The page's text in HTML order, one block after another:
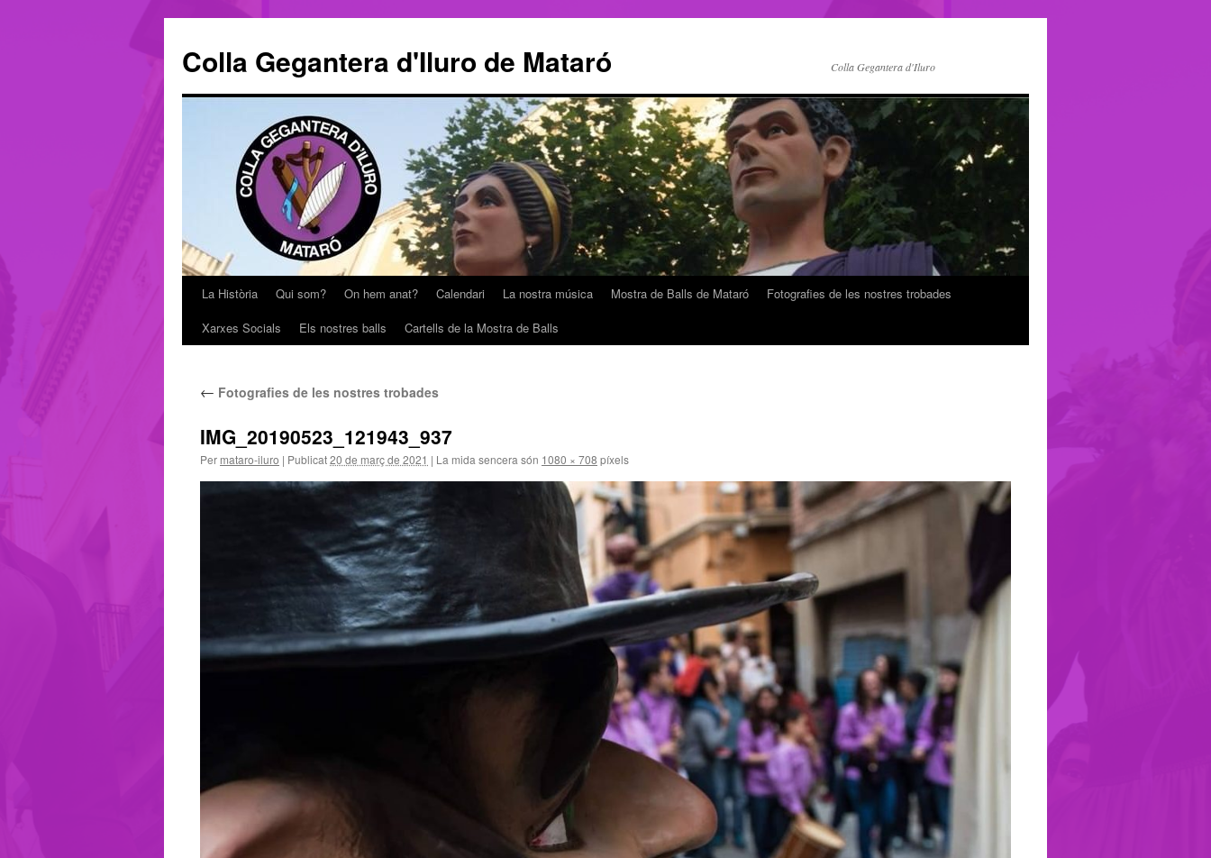
Colla Gegantera d'Iluro de Mataró Colla Gegantera d'Iluro
VésLa Història Qui som? On hem anat? Calendari La nostra música Mostra de Balls de Mataró
Fotografies de les nostres trobades
Xarxes Socials
Els nostres balls Cartells de la Mostra de Balls
← Fotografies de les nostres trobades
IMG_20190523_121943_937
Per mataro-iluro | Publicat20 de març de 2021 | La mida sencera són 1080 × 708 píxels